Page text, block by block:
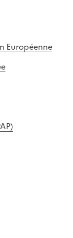
Européenne